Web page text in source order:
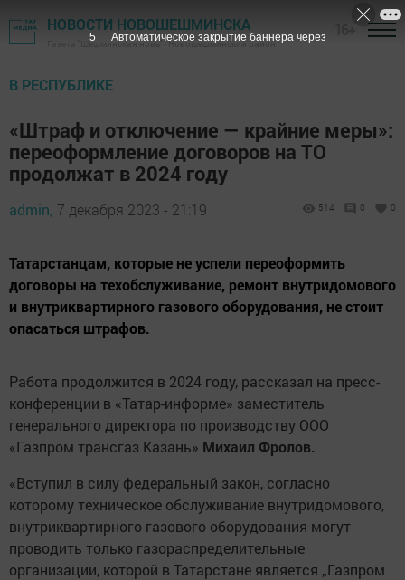
НОВОСТИ НОВОШЕШМИНСКА
Газета "Шешминская новь" - Новошешминский район
В РЕСПУБЛИКЕ
«Штраф и отключение — крайние меры»:
переоформление договоров на ТО
продолжат в 2024 году
admin, 7 декабря 2023 - 21:19 514 0 0
Татарстанцам, которые не успели переоформить
договоры на техобслуживание, ремонт внутридомового
и внутриквартирного газового оборудования, не стоит
опасаться штрафов.
Работа продолжится в 2024 году, рассказал на пресс-
конференции в «Татар-информе» заместитель
генерального директора по производству ООО
«Газпром трансгаз Казань» Михаил Фролов.
«Вступил в силу федеральный закон, согласно
которому техническое обслуживание внутридомового,
внутриквартирного газового оборудования могут
проводить только газораспределительные
организации, которой в Татарстане является „Газпром
3 Автоматическое закрытие баннера через